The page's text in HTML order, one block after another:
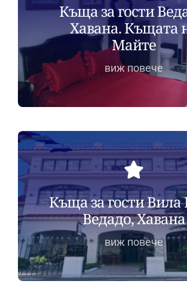
Къща за гости
Хавана. Къщата
Майте
виж повече
Къща за гости Вила
Ведадо, Хавана
виж повече